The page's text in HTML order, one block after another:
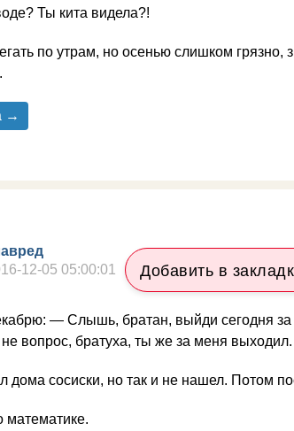
Ты кита видела?!
по утрам, но осенью слишком
→
12-05 05:00:01
Добавить в
— Слышь, братан, выйди сегодня за
вопрос, братуха, ты же за меня выходил.
дома сосиски, но так и не нашел. Потом
математике.